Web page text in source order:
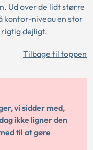
Ud over de lidt større
kontor-niveau en stor
dejligt.
Tilbage til toppen
vi sidder med,
ikke ligner den
til at gøre